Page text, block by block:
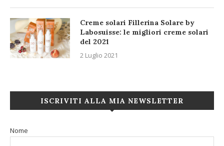
Creme solari Fillerina Solare by
Labosuisse: le migliori creme solari
del 2021
2 Luglio 2021
ISCRIVITI ALLA MIA NEWSLETTER
Nome